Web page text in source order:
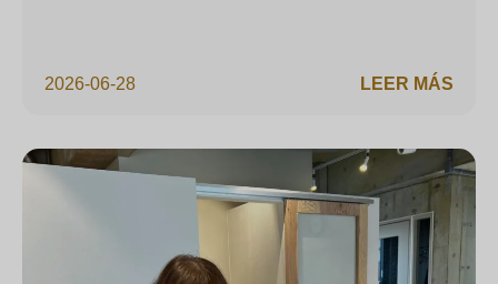
2026-06-28 LEER MÁS